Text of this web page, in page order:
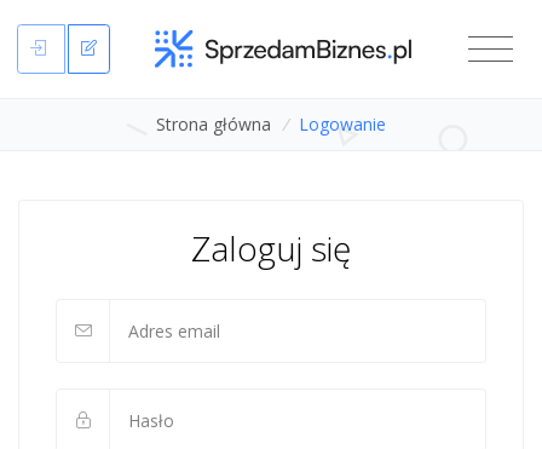
Strona główna / Logowanie
Zaloguj się